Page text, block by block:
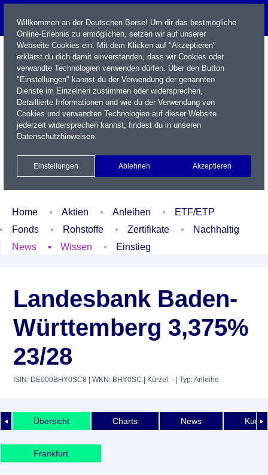
Name / WKN / ISIN / Kürzel
Xetra Realtime
Watchlist Portfolio Login
Home Aktien Anleihen
ETF/ETP
Fonds
Rohstoffe Zertifikate
Nachhaltig
News
Wissen Einstieg
Landesbank Baden-
Württemberg 3,375%
23/28
ISIN: DE000BHY0SC8 | WKN: BHY0SC | Kürzel: - | Typ: Anleihe
◄ ►
Übersicht Charts News
Frankfurt
Willkommen an der Deutschen Börse! Um dir das bestmögliche
Online-Erlebnis zu ermöglichen, setzen wir auf unserer
Webseite Cookies ein. Mit dem Klicken auf "Akzeptieren"
erklärst du dich damit einverstanden, dass wir Cookies oder
verwandte Technologien verwenden dürfen. Über den Button
"Einstellungen" kannst du der Verwendung der genannten
Dienste im Einzelnen zustimmen oder widersprechen.
Detaillierte Informationen und wie du der Verwendung von
Cookies und verwandten Technologien auf dieser Website
jederzeit widersprechen kannst, findest du in unseren
Datenschutzhinweisen.
Einstellungen Ablehnen Akzeptieren